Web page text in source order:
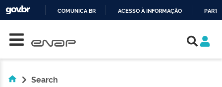
COMUNICA BR ACESSO À INFORMAÇÃO
Search